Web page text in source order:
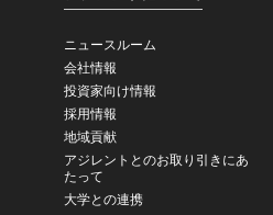
ニュースルーム
会社情報
投資家向け情報
採用情報
地域貢献
アジレントとのお取り引きにあ
たって
大学との連携